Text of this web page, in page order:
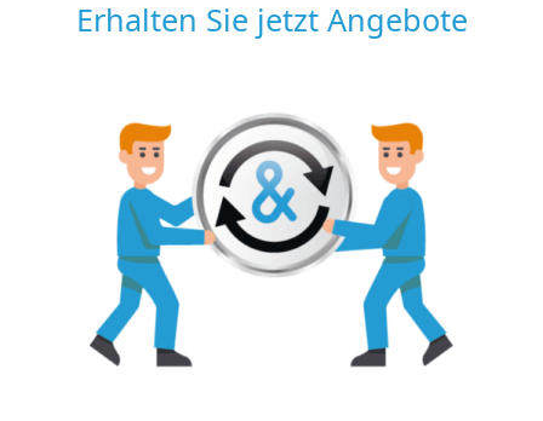
Erhalten Sie jetzt Angebote